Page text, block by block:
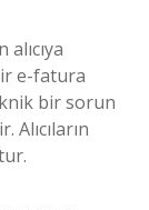
e-fatura
bir sorun
Alıcıların